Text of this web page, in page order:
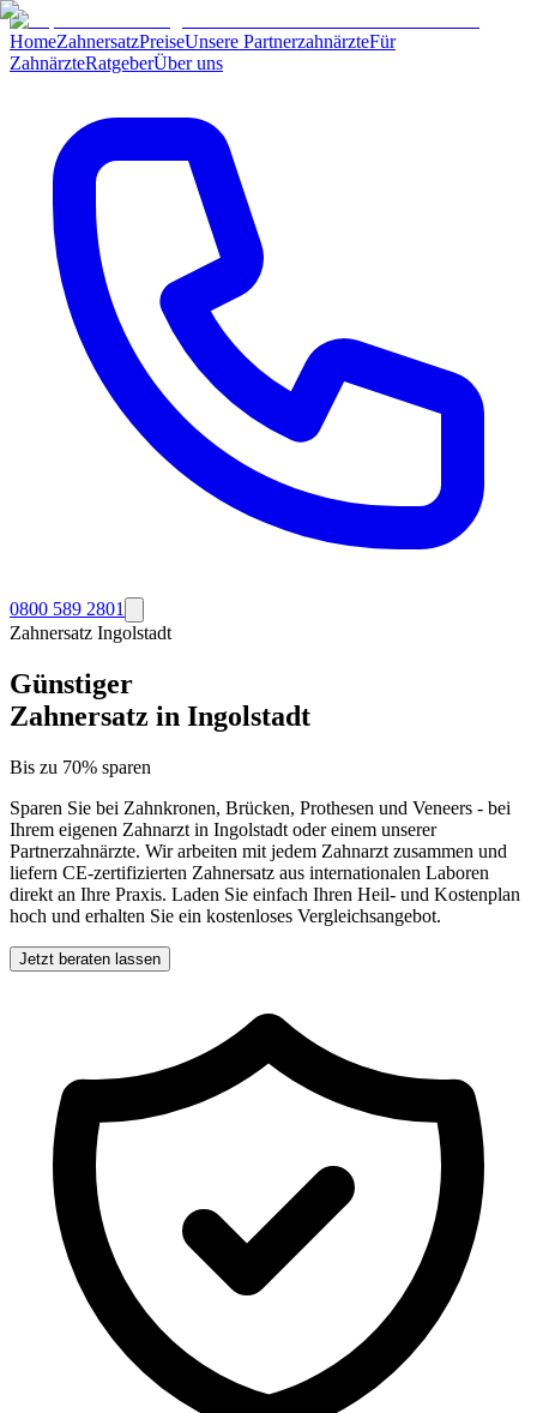
HomeZahnersatzPreiseUnsere PartnerzahnärzteFür
ZahnärzteRatgeberÜber uns
0800 589 2801
Zahnersatz Ingolstadt
Günstiger
Zahnersatz in Ingolstadt
Bis zu 70% sparen
Sparen Sie bei Zahnkronen, Brücken, Prothesen und Veneers - bei
Ihrem eigenen Zahnarzt in Ingolstadt oder einem unserer
Partnerzahnärzte. Wir arbeiten mit jedem Zahnarzt zusammen und
liefern CE-zertifizierten Zahnersatz aus internationalen Laboren
direkt an Ihre Praxis. Laden Sie einfach Ihren Heil- und Kostenplan
hoch und erhalten Sie ein kostenloses Vergleichsangebot.
Jetzt beraten lassen